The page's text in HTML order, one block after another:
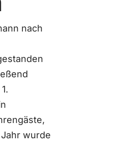
nach
wurde